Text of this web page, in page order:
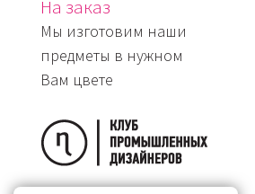
На заказ
Мы изготовим наши
предметы в нужном
Вам цвете